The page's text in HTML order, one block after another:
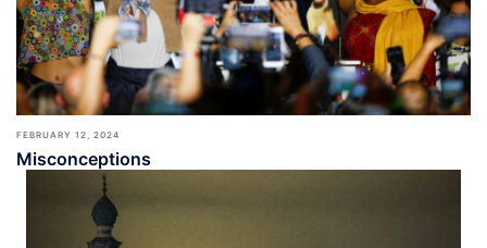
FEBRUARY 12, 2024
Misconceptions